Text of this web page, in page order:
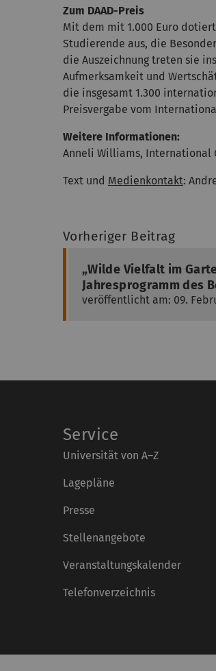
Zum DAAD-Preis
Mit dem mit 1.000 Euro
Studierende aus, die
die Auszeichnung treten sie
Aufmerksamkeit und
die insgesamt 1.300
Preisvergabe vom
Weitere Informationen:
Anneli Williams, International
Text und Medienkontakt:
Vorheriger Beitrag
„Wilde Vielfalt im
Jahresprogramm des
veröffentlicht am: 09.
Service
Universität von A–Z
Lagepläne
Presse
Stellenangebote
Veranstaltungskalender
Telefonverzeichnis